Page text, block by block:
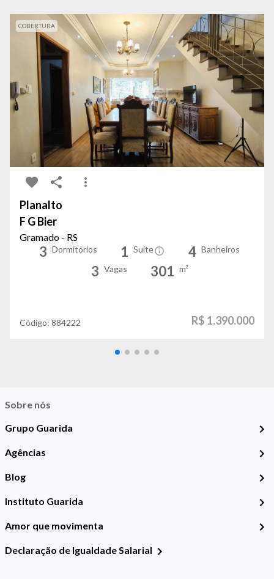
COBERTURA
Planalto
F G Bier
Gramado - RS
3 Dormitórios 1 Suíte 4 Banheiros
3 Vagas 301 m²
Código: 884222 R$ 1.390.000
Sobre nós
Grupo Guarida
Agências
Blog
Instituto Guarida
Amor que movimenta
Declaração de Igualdade Salarial